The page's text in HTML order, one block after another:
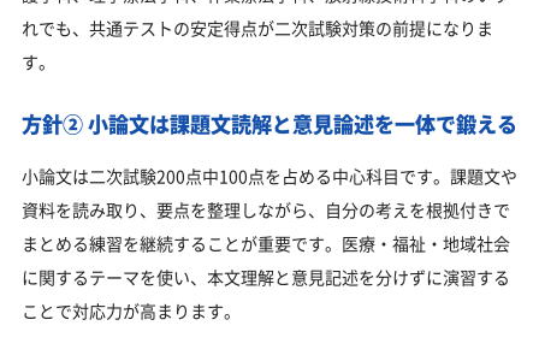
れでも、共通テストの安定得点が二次試験対策の前提になりま
す。
方針② 小論文は課題文読解と意見論述を一体で鍛える
小論文は二次試験200点中100点を占める中心科目です。課題文や
資料を読み取り、要点を整理しながら、自分の考えを根拠付きで
まとめる練習を継続することが重要です。医療・福祉・地域社会
に関するテーマを使い、本文理解と意見記述を分けずに演習する
ことで対応力が高まります。